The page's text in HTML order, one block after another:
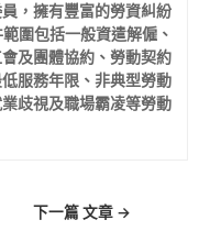
，擁有豐富的勞資糾紛
圍包括一般資遣解僱、
及團體協約、勞動契約
服務年限、非典型勞動
歧視及職場霸凌等勞動
下一篇 文章 →